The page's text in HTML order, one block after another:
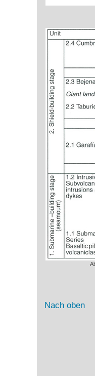
Nach oben